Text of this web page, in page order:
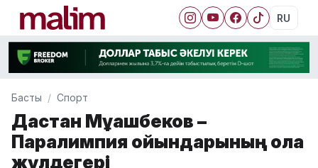
RU
Басты Спорт
Дастан Мұқашбеков –
Паралимпия ойындарының қола
жүлдегері